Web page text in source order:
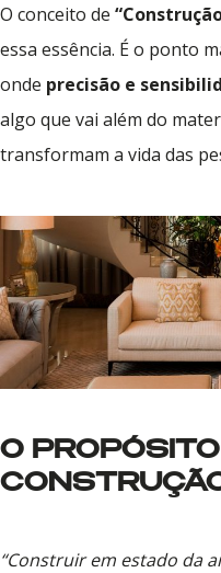
O conceito de
essa essência. É o ponto
onde precisão e
algo que vai além do
transformam a vida das
O
“Construir em estado da